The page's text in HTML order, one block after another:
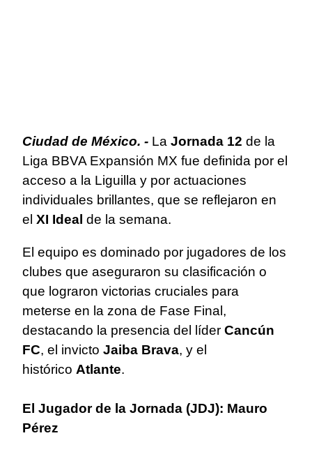
Ciudad de México. - La Jornada 12 de la
Liga BBVA Expansión MX fue definida por el
acceso a la Liguilla y por actuaciones
individuales brillantes, que se reflejaron en
el XI Ideal de la semana.
El equipo es dominado por jugadores de los
clubes que aseguraron su clasificación o
que lograron victorias cruciales para
meterse en la zona de Fase Final,
destacando la presencia del líder Cancún
FC, el invicto Jaiba Brava, y el
histórico Atlante.
El Jugador de la Jornada (JDJ): Mauro
Pérez